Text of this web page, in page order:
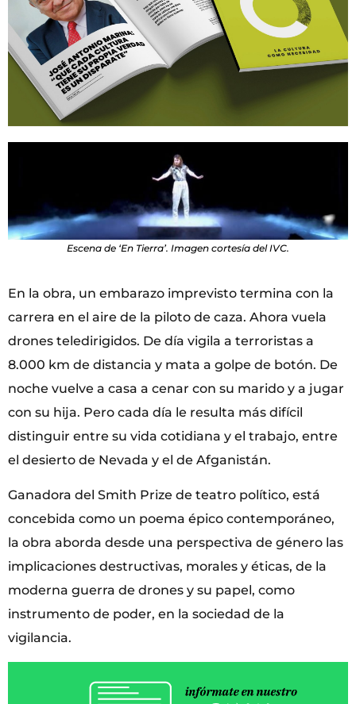
Escena de ‘En Tierra’. Imagen cortesía del IVC.
En la obra, un embarazo imprevisto termina con la
carrera en el aire de la piloto de caza. Ahora vuela
drones teledirigidos. De día vigila a terroristas a
8.000 km de distancia y mata a golpe de botón. De
noche vuelve a casa a cenar con su marido y a jugar
con su hija. Pero cada día le resulta más difícil
distinguir entre su vida cotidiana y el trabajo, entre
el desierto de Nevada y el de Afganistán.
Ganadora del Smith Prize de teatro político, está
concebida como un poema épico contemporáneo,
la obra aborda desde una perspectiva de género las
implicaciones destructivas, morales y éticas, de la
moderna guerra de drones y su papel, como
instrumento de poder, en la sociedad de la
vigilancia.